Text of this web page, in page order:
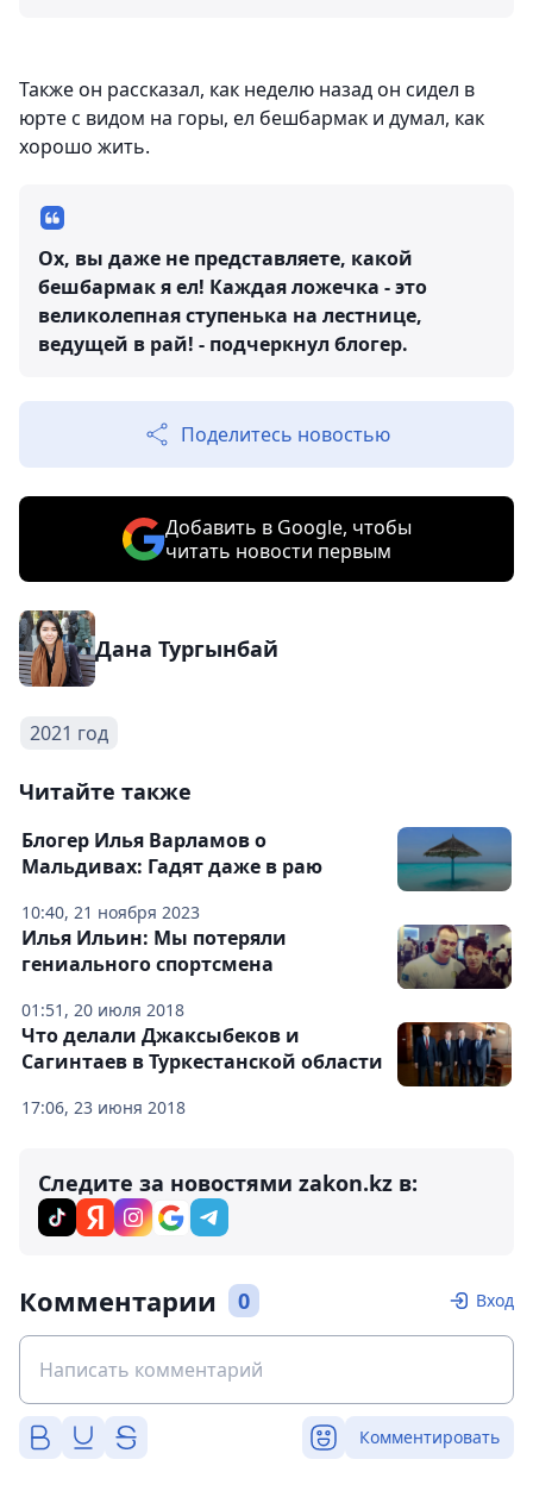
Также он рассказал, как неделю назад он сидел в
юрте с видом на горы, ел бешбармак и думал, как
хорошо жить.
Ох, вы даже не представляете, какой
бешбармак я ел! Каждая ложечка - это
великолепная ступенька на лестнице,
ведущей в рай! - подчеркнул блогер.
Поделитесь новостью
Добавить в Google, чтобы
читать новости первым
Дана Тургынбай
2021 год
Читайте также
10:40, 21 ноября 2023
Блогер Илья Варламов о
Мальдивах: Гадят даже в раю
01:51, 20 июля 2018
Илья Ильин: Мы потеряли
гениального спортсмена
17:06, 23 июня 2018
Что делали Джаксыбеков и
Сагинтаев в Туркестанской области
Следите за новостями zakon.kz в:
Комментарии 0 Вход
Комментировать